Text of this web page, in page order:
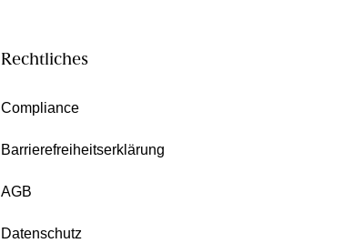
Rechtliches
Compliance
Barrierefreiheitserklärung
AGB
Datenschutz